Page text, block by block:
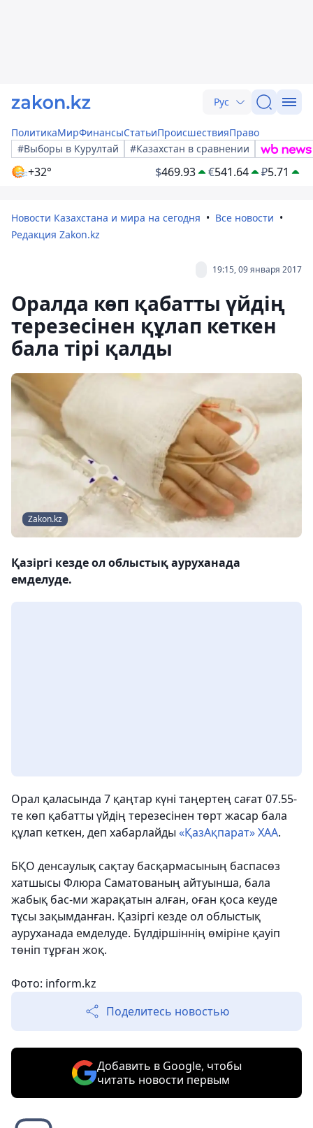
Рус
ПолитикаМирФинансыСтатьиПроисшествияПраво
#Выборы в Курултай
#Казахстан в сравнении
+32° $469.93 €541.64 ₽5.71
Новости Казахстана и мира на сегодня
Все новости
Редакция Zakon.kz
19:15, 09 января 2017
Оралда көп қабатты үйдің
терезесінен құлап кеткен
бала тірі қалды
Zakon.kz
Қазіргі кезде ол облыстық ауруханада
емделуде.
Орал қаласында 7 қаңтар күні таңертең сағат 07.55-
те көп қабатты үйдің терезесінен төрт жасар бала
құлап кеткен, деп хабарлайды «ҚазАқпарат» ХАА.
БҚО денсаулық сақтау басқармасының баспасөз
хатшысы Флюра Саматованың айтуынша, бала
жабық бас-ми жарақатын алған, оған қоса кеуде
тұсы зақымданған. Қазіргі кезде ол облыстық
ауруханада емделуде. Бүлдіршіннің өміріне қауіп
төніп тұрған жоқ.
Фото: inform.kz
Поделитесь новостью
Добавить в Google, чтобы
читать новости первым